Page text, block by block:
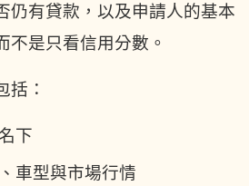
仍有貸款，以及申請人的基本
不是只看信用分數。
括：
下
車型與市場行情